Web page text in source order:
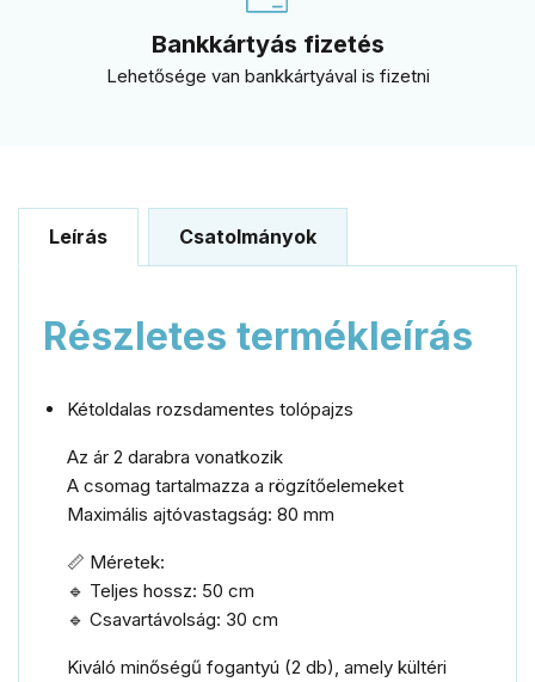
Bankkártyás fizetés
Lehetősége van bankkártyával is fizetni
Leírás Csatolmányok
Részletes termékleírás
Kétoldalas rozsdamentes tolópajzs
Az ár 2 darabra vonatkozik
A csomag tartalmazza a rögzítőelemeket
Maximális ajtóvastagság: 80 mm
📏 Méretek:
🔹 Teljes hossz: 50 cm
🔹 Csavartávolság: 30 cm
Kiváló minőségű fogantyú (2 db), amely kültéri